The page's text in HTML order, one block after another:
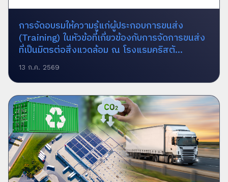
การจัดอบรมให้ความรู้แก่ผู้ประกอบการขนส่ง
(Training) ในหัวข้อที่เกี่ยวข้องกับการจัดการขนส่ง
ที่เป็นมิตรต่อสิ่งแวดล้อม ณ โรงแรมคริสตั...
13 ก.ค. 2569